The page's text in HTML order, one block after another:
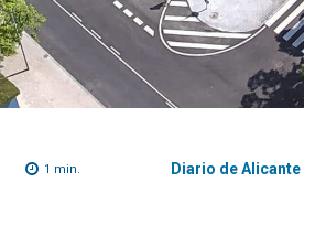
1 min. Diario de Alicante